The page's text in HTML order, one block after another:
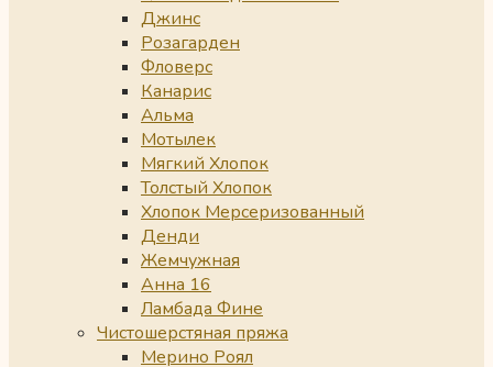
Джинс
Розагарден
Фловерс
Канарис
Альма
Мотылек
Мягкий Хлопок
Толстый Хлопок
Хлопок Мерсеризованный
Денди
Жемчужная
Анна 16
Ламбада Фине
Чистошерстяная пряжа
Мерино Роял